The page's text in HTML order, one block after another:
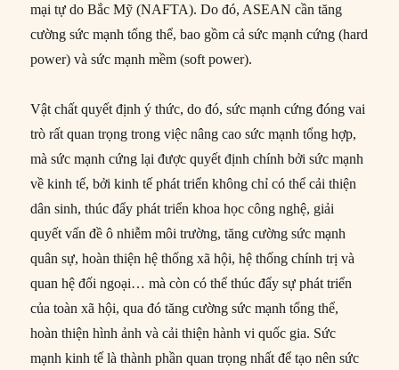
mại tự do Bắc Mỹ (NAFTA). Do đó, ASEAN cần tăng
cường sức mạnh tổng thể, bao gồm cả sức mạnh cứng (hard
power) và sức mạnh mềm (soft power).
Vật chất quyết định ý thức, do đó, sức mạnh cứng đóng vai
trò rất quan trọng trong việc nâng cao sức mạnh tổng hợp,
mà sức mạnh cứng lại được quyết định chính bởi sức mạnh
về kinh tế, bởi kinh tế phát triển không chỉ có thể cải thiện
dân sinh, thúc đẩy phát triển khoa học công nghệ, giải
quyết vấn đề ô nhiễm môi trường, tăng cường sức mạnh
quân sự, hoàn thiện hệ thống xã hội, hệ thống chính trị và
quan hệ đối ngoại… mà còn có thể thúc đẩy sự phát triển
của toàn xã hội, qua đó tăng cường sức mạnh tổng thể,
hoàn thiện hình ảnh và cải thiện hành vi quốc gia. Sức
mạnh kinh tế là thành phần quan trọng nhất để tạo nên sức